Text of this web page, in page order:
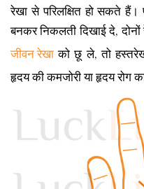
रेखा से परिलक्षित हो सकते
बनकर निकलती दिखाई दे,
जीवन रेखा को छू ले, तो
हृदय की कमजोरी या हृदय रोग